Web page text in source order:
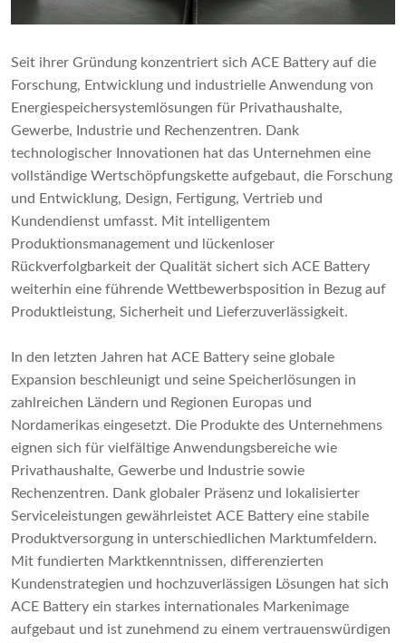
Seit ihrer Gründung konzentriert sich ACE Battery auf die
Forschung, Entwicklung und industrielle Anwendung von
Energiespeichersystemlösungen für Privathaushalte,
Gewerbe, Industrie und Rechenzentren. Dank
technologischer Innovationen hat das Unternehmen eine
vollständige Wertschöpfungskette aufgebaut, die Forschung
und Entwicklung, Design, Fertigung, Vertrieb und
Kundendienst umfasst. Mit intelligentem
Produktionsmanagement und lückenloser
Rückverfolgbarkeit der Qualität sichert sich ACE Battery
weiterhin eine führende Wettbewerbsposition in Bezug auf
Produktleistung, Sicherheit und Lieferzuverlässigkeit.
In den letzten Jahren hat ACE Battery seine globale
Expansion beschleunigt und seine Speicherlösungen in
zahlreichen Ländern und Regionen Europas und
Nordamerikas eingesetzt. Die Produkte des Unternehmens
eignen sich für vielfältige Anwendungsbereiche wie
Privathaushalte, Gewerbe und Industrie sowie
Rechenzentren. Dank globaler Präsenz und lokalisierter
Serviceleistungen gewährleistet ACE Battery eine stabile
Produktversorgung in unterschiedlichen Marktumfeldern.
Mit fundierten Marktkenntnissen, differenzierten
Kundenstrategien und hochzuverlässigen Lösungen hat sich
ACE Battery ein starkes internationales Markenimage
aufgebaut und ist zunehmend zu einem vertrauenswürdigen